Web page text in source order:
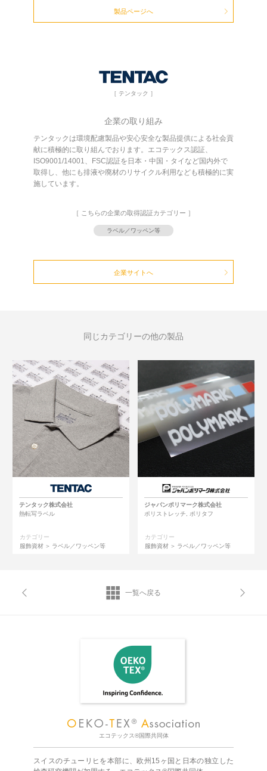
製品ページへ
［ テンタック ］
企業の取り組み
テンタックは環境配慮製品や安心安全な製品提供による社会貢
献に積極的に取り組んでおります。エコテックス認証、
ISO9001/14001、FSC認証を日本・中国・タイなど国内外で
取得し、他にも排液や廃材のリサイクル利用なども積極的に実
施しています。
［ こちらの企業の取得認証カテゴリー ］
ラベル／ワッペン等
企業サイトへ
同じカテゴリーの他の製品
テンタック株式会社
熱転写ラベル
カテゴリー
服飾資材
ラベル／ワッペン等
ジャパンポリマーク株式会社
ポリストレッチ, ポリタフ
カテゴリー
服飾資材
ラベル／ワッペン等
一覧へ戻る
エコテックス®国際共同体
スイスのチューリヒを本部に、欧州15ヶ国と日本の独立した